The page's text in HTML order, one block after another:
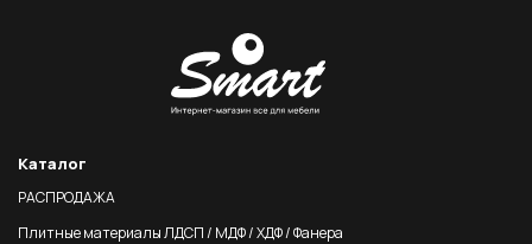
Каталог
РАСПРОДАЖА
Плитные материалы ЛДСП / МДФ / ХДФ / Фанера